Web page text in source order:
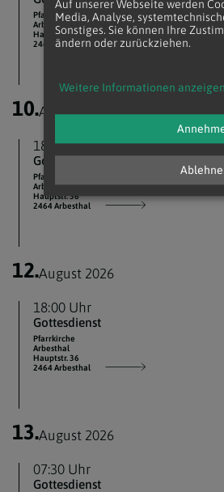
Pfarrkirche
Arbesthal
Hauptstr. 36
2464 Arbesthal
10.August 2026
18:00 Uhr
Gottesdienst
Pfarrkirche
Arbesthal
Hauptstr. 36
2464 Arbesthal
12.August 2026
18:00 Uhr
Gottesdienst
Pfarrkirche
Arbesthal
Hauptstr. 36
2464 Arbesthal
13.August 2026
07:30 Uhr
Gottesdienst
Auf unserer Webseite werden
Media, Analyse,
Sonstiges. Sie können Ihre
ändern oder zurückziehen.
Weitere Informationen